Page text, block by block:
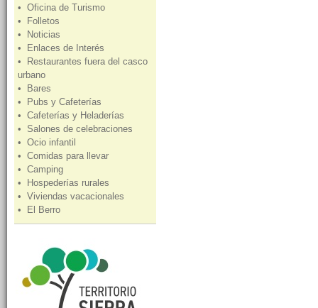
• Oficina de Turismo
• Folletos
• Noticias
• Enlaces de Interés
• Restaurantes fuera del casco
urbano
• Bares
• Pubs y Cafeterías
• Cafeterías y Heladerías
• Salones de celebraciones
• Ocio infantil
• Comidas para llevar
• Camping
• Hospederías rurales
• Viviendas vacacionales
• El Berro